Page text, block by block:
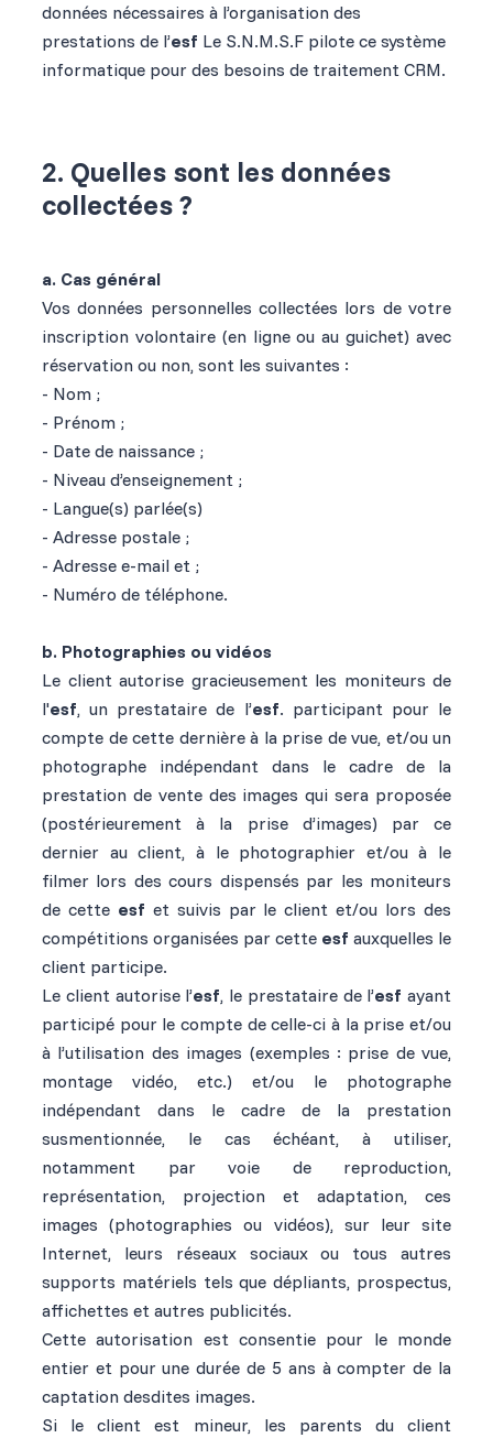
données nécessaires à l’organisation des
prestations de l’esf Le S.N.M.S.F pilote ce système
informatique pour des besoins de traitement CRM.
2. Quelles sont les données
collectées ?
a. Cas général
Vos données personnelles collectées lors de votre
inscription volontaire (en ligne ou au guichet) avec
réservation ou non, sont les suivantes :
- Nom ;
- Prénom ;
- Date de naissance ;
- Niveau d’enseignement ;
- Langue(s) parlée(s)
- Adresse postale ;
- Adresse e-mail et ;
- Numéro de téléphone.
b. Photographies ou vidéos
Le client autorise gracieusement les moniteurs de
l'esf, un prestataire de l’esf. participant pour le
compte de cette dernière à la prise de vue, et/ou un
photographe indépendant dans le cadre de la
prestation de vente des images qui sera proposée
(postérieurement à la prise d’images) par ce
dernier au client, à le photographier et/ou à le
filmer lors des cours dispensés par les moniteurs
de cette esf et suivis par le client et/ou lors des
compétitions organisées par cette esf auxquelles le
client participe.
Le client autorise l’esf, le prestataire de l’esf ayant
participé pour le compte de celle-ci à la prise et/ou
à l’utilisation des images (exemples : prise de vue,
montage vidéo, etc.) et/ou le photographe
indépendant dans le cadre de la prestation
susmentionnée, le cas échéant, à utiliser,
notamment par voie de reproduction,
représentation, projection et adaptation, ces
images (photographies ou vidéos), sur leur site
Internet, leurs réseaux sociaux ou tous autres
supports matériels tels que dépliants, prospectus,
affichettes et autres publicités.
Cette autorisation est consentie pour le monde
entier et pour une durée de 5 ans à compter de la
captation desdites images.
Si le client est mineur, les parents du client